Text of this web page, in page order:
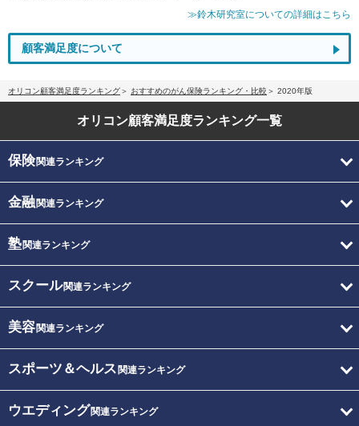
≫鈴木研究室についての詳細はこちら
顧客満足度について
オリコン顧客満足度ランキング おすすめのがん保険ランキング・比較 2020年版
オリコン顧客満足度ランキング一覧
保険関連ランキング
金融関連ランキング
塾関連ランキング
スクール関連ランキング
美容関連ランキング
スポーツ＆ヘルス 関連ランキング
ウエディング関連ランキング